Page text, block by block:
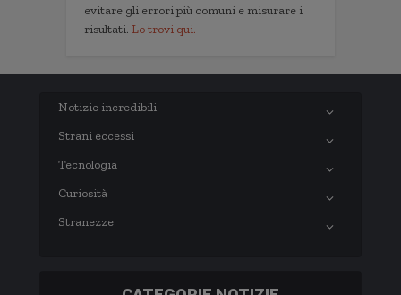
evitare gli errori più comuni e misurare i
risultati. Lo trovi qui.
Notizie incredibili
Strani eccessi
Tecnologia
Curiosità
Stranezze